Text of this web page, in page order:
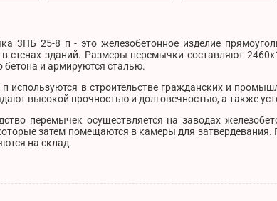
3ПБ 25-8 п - это железобетонное изделие
стенах зданий. Размеры перемычки составляют
бетона и армируются сталью.
используются в строительстве гражданских и
высокой прочностью и долговечностью, а также
перемычек осуществляется на заводах
затем помещаются в камеры для затвердевания.
на склад.